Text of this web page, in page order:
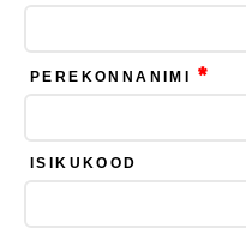
PEREKONNANIMI *
ISIKUKOOD